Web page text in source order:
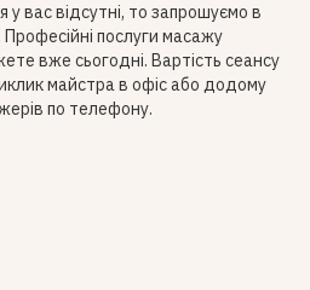
у вас відсутні, то запрошуємо в
послуги масажу
вже сьогодні. Вартість сеансу
майстра в офіс або додому
по телефону.